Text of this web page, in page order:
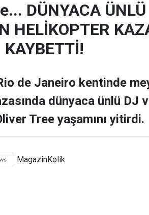
DÜNYACA ÜNLÜ
HELİKOPTER
de Janeiro kentinde
dünyaca ünlü DJ
Tree yaşamını yitirdi.
MagazinKolik